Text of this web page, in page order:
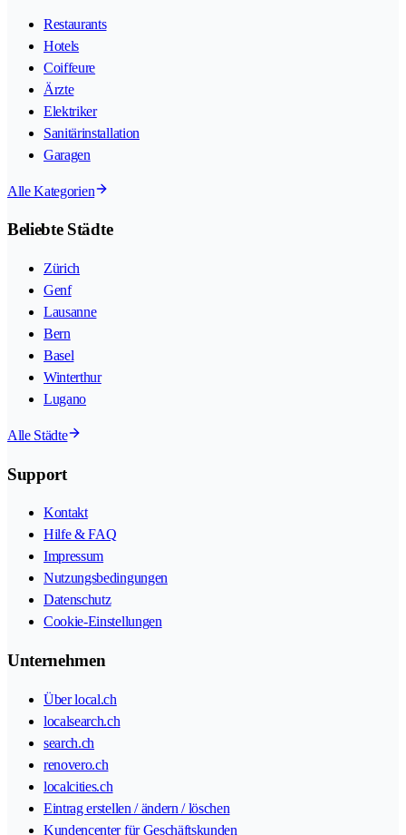
Restaurants
Hotels
Coiffeure
Ärzte
Elektriker
Sanitärinstallation
Garagen
Alle Kategorien
Beliebte Städte
Zürich
Genf
Lausanne
Bern
Basel
Winterthur
Lugano
Alle Städte
Support
Kontakt
Hilfe & FAQ
Impressum
Nutzungsbedingungen
Datenschutz
Cookie-Einstellungen
Unternehmen
Über local.ch
localsearch.ch
search.ch
renovero.ch
localcities.ch
Eintrag erstellen / ändern / löschen
Kundencenter für Geschäftskunden